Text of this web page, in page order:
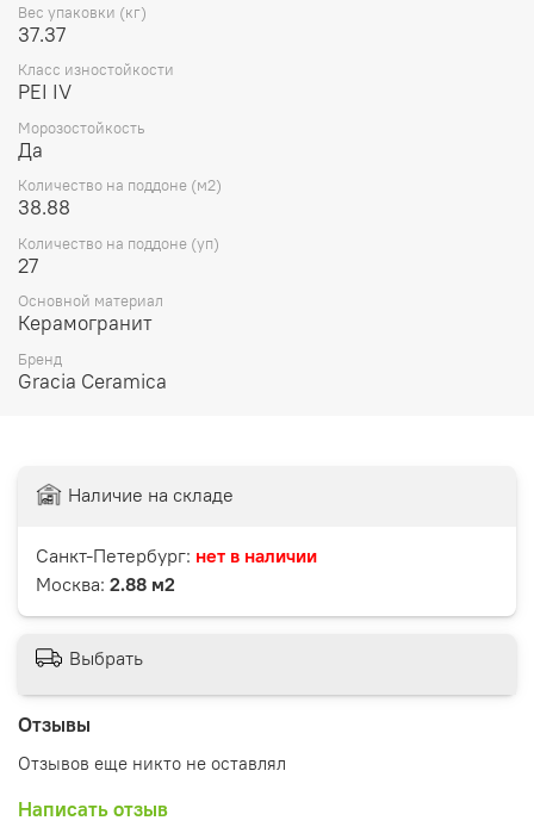
Вес упаковки (кг)
37.37
Класс изностойкости
PEI IV
Морозостойкость
Да
Количество на поддоне (м2)
38.88
Количество на поддоне (уп)
27
Основной материал
Керамогранит
Бренд
Gracia Ceramica
Отзывы
Отзывов еще никто не оставлял
Написать отзыв
Наличие на складе
Санкт-Петербург: нет в наличии
Москва: 2.88 м2
Выбрать